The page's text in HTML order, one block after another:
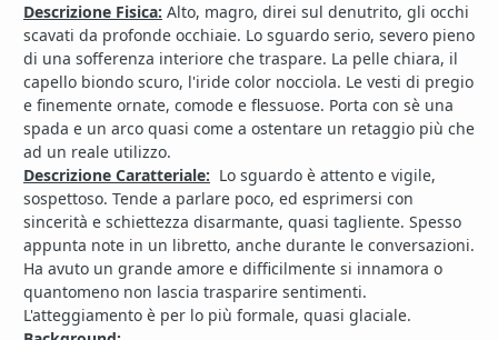
Descrizione Fisica: Alto, magro, direi sul denutrito, gli occhi
scavati da profonde occhiaie. Lo sguardo serio, severo pieno
di una sofferenza interiore che traspare. La pelle chiara, il
capello biondo scuro, l'iride color nocciola. Le vesti di pregio
e finemente ornate, comode e flessuose. Porta con sè una
spada e un arco quasi come a ostentare un retaggio più che
ad un reale utilizzo.
Descrizione Caratteriale: Lo sguardo è attento e vigile,
sospettoso. Tende a parlare poco, ed esprimersi con
sincerità e schiettezza disarmante, quasi tagliente. Spesso
appunta note in un libretto, anche durante le conversazioni.
Ha avuto un grande amore e difficilmente si innamora o
quantomeno non lascia trasparire sentimenti.
L'atteggiamento è per lo più formale, quasi glaciale.